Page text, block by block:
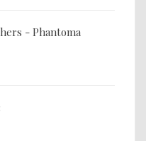
- Phantoma